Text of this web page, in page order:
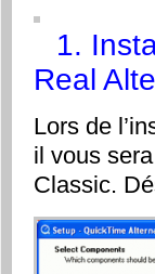
1.
Real
Lors de
il vous
Classic.